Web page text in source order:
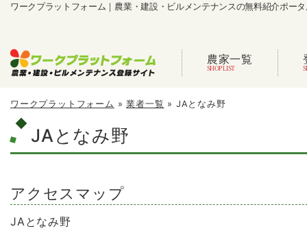
ワークプラットフォーム｜農業・建設・ビルメンテナンスの無料紹介ポー
農家一覧
ワークプラットフォーム »業者一覧 » JAとなみ野
JAとなみ野
アクセスマップ
JAとなみ野